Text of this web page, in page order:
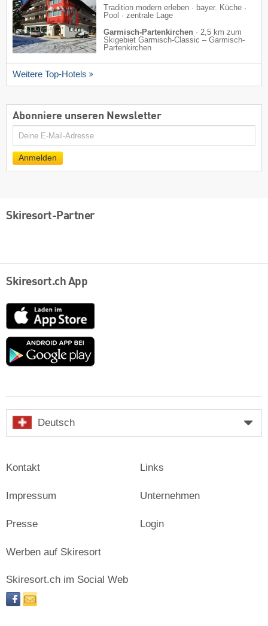
Tradition modern erleben · bayer. Küche ·
Pool · zentrale Lage
Garmisch-Partenkirchen · 2,5 km zum
Skigebiet Garmisch-Classic – Garmisch-
Partenkirchen
Weitere Top-Hotels
Abonniere unseren Newsletter
E-
Mail
Anmelden
Skiresort-Partner
Skiresort.ch App
App
Store
Google
Deutsch
Kontakt
Impressum
Presse
Links
Unternehmen
Login
Werben auf Skiresort
Skiresort.ch im Social Web
facebooknewsletter